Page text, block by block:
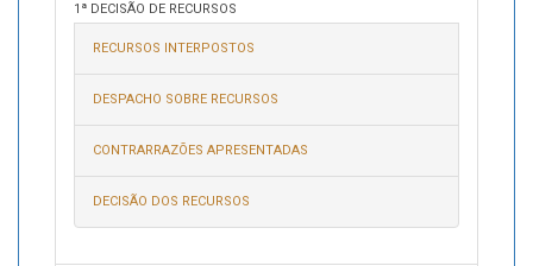
1ª DECISÃO DE RECURSOS
RECURSOS INTERPOSTOS
DESPACHO SOBRE RECURSOS
CONTRARRAZÕES APRESENTADAS
DECISÃO DOS RECURSOS